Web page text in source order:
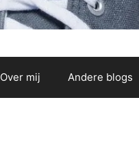
Over mij Andere blogs